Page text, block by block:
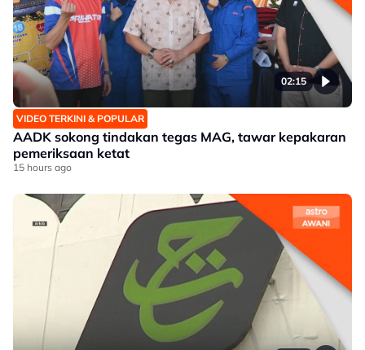
02:15
VIDEO TERKINI & POPULAR
AADK sokong tindakan tegas MAG, tawar kepakaran
pemeriksaan ketat
15 hours ago